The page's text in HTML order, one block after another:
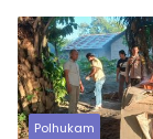
Polhukam